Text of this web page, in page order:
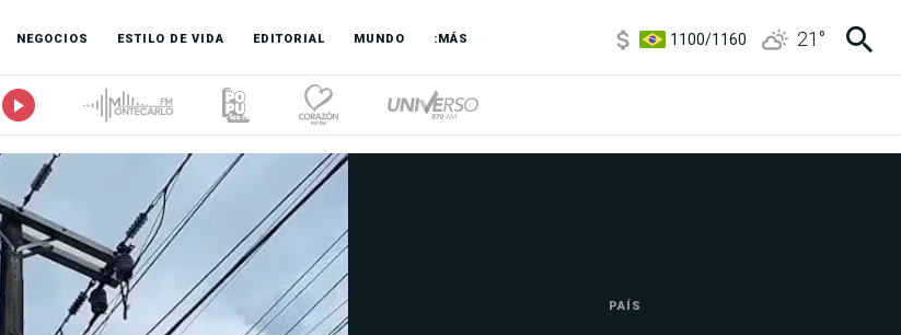
NEGOCIOS ESTILO DE VIDA EDITORIAL MUNDO :MÁS
3,8/4
21 °
PAÍS